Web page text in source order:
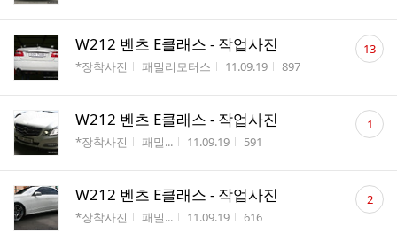
W212 벤츠 E클래스 - 작업사진
게시판명
*장착사진 작성자
패밀리모터스 작성시간
11.09.19 조회수
897
댓
글13
W212 벤츠 E클래스 - 작업사진
게시판명
*장착사진 작성자
패밀... 작성시간
11.09.19 조회수
591
댓
글 1
W212 벤츠 E클래스 - 작업사진
게시판명
*장착사진 작성자
패밀... 작성시간
11.09.19 조회수
616
댓
글 2